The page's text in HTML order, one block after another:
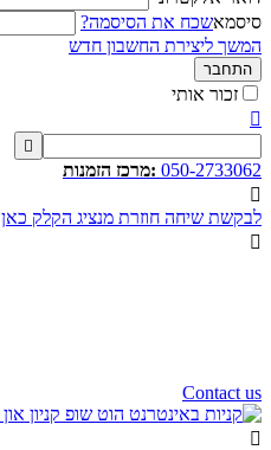
סיסמאשכח את הסיסמה?
המשך ליצירת החשבון חדש
התחבר
זכור אותי


050-2733062 :מרכז הזמנות

לבקשת שיחה חוזרת מנציג הקלק כאן

Contact us
